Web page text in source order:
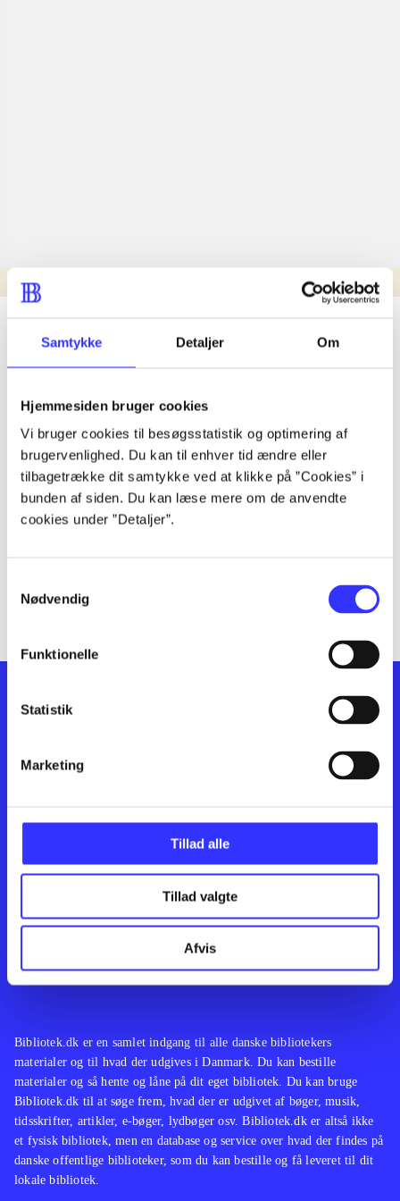
Samtykke Detaljer Om
Hjemmesiden bruger cookies
Vi bruger cookies til besøgsstatistik og optimering af
brugervenlighed. Du kan til enhver tid ændre eller
tilbagetrække dit samtykke ved at klikke på ”Cookies” i
bunden af siden. Du kan læse mere om de anvendte
cookies under ”Detaljer”.
Nødvendig
Funktionelle
Statistik
Marketing
Tillad alle
Tillad valgte
Afvis
Nyhed
lorem ipsum dolor sit amet ...
lorem ipsum dolor sit amet ...
lorem ipsum dolor sit amet ...
lorem ipsum dolor sit amet ...
lorem ipsum dolor sit amet ...
lorem ipsum dolor sit amet ...
lorem ipsum dolor sit amet ...
Feedback
Bibliotek.dk er en samlet indgang til alle danske bibliotekers
materialer og til hvad der udgives i Danmark. Du kan bestille
materialer og så hente og låne på dit eget bibliotek. Du kan bruge
Bibliotek.dk til at søge frem, hvad der er udgivet af bøger, musik,
tidsskrifter, artikler, e-bøger, lydbøger osv. Bibliotek.dk er altså ikke
et fysisk bibliotek, men en database og service over hvad der findes på
danske offentlige biblioteker, som du kan bestille og få leveret til dit
lokale bibliotek.
Kontakt os
English
Artikler
Film
Musik
Noder